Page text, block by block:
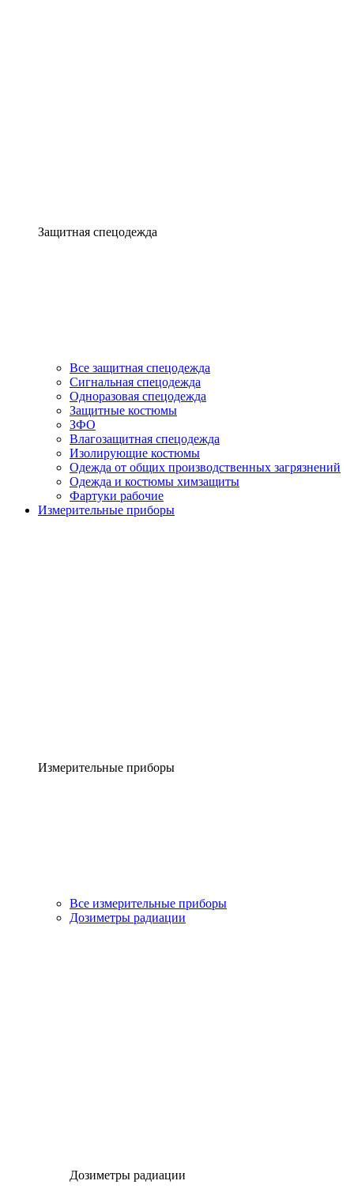
Защитная спецодежда
Все защитная спецодежда
Сигнальная спецодежда
Одноразовая спецодежда
Защитные костюмы
ЗФО
Влагозащитная спецодежда
Изолирующие костюмы
Одежда от общих производственных загрязнений
Одежда и костюмы химзащиты
Фартуки рабочие
Измерительные приборы
Измерительные приборы
Все измерительные приборы
Дозиметры радиации
Дозиметры радиации